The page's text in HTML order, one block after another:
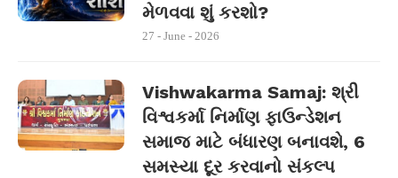
મેળવવા શું કરશો?
27 - June - 2026
Vishwakarma Samaj: શ્રી
વિશ્વકર્મા નિર્માણ ફાઉન્ડેશન
સમાજ માટે બંધારણ બનાવશે, 6
સમસ્યા દૂર કરવાનો સંકલ્પ